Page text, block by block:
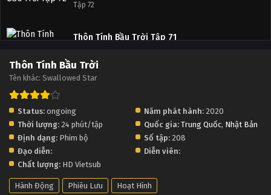
Tập 72
Thôn Tính Bầu Trời Tập 71
Thôn Tính Bầu Trời Tập 69
Thôn Tính Bầu Trời Tập 68
Thôn Tính Bầu Trời
Tên khác: Swallowed Star
Status: ongoing Năm phát hành: 2020
Thời lượng: 24 phút/tập Quốc gia: Trung Quốc, Nhật Bản
Định dạng: Phim bộ Số tập: 208
Đạo diễn:
Diễn viên:
Chất lượng: HD Vietsub
Hành Động Phiêu Lưu Hoạt Hình